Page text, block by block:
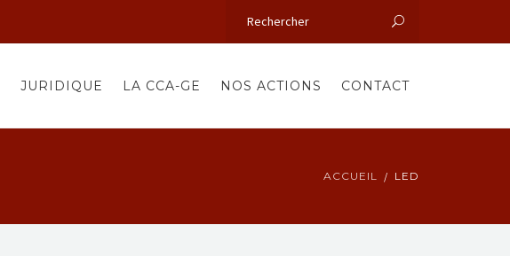
JURIDIQUE LA CCA-GE NOS ACTIONS CONTACT
ACCUEIL LED